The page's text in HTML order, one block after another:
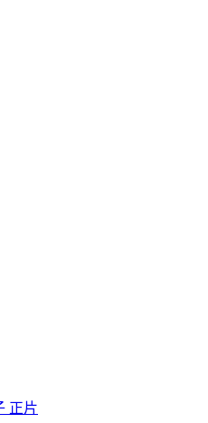
正片